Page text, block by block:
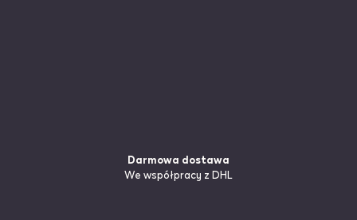
Darmowa dostawa
We współpracy z DHL